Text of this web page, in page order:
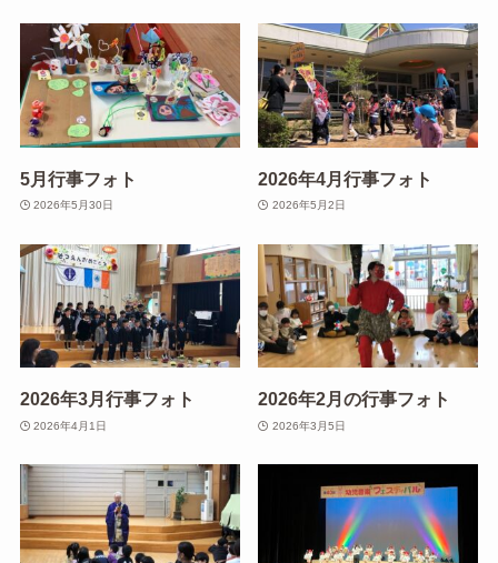
5月行事フォト
2026年5月30日
2026年4月行事フォト
2026年5月2日
2026年3月行事フォト
2026年4月1日
2026年2月の行事フォト
2026年3月5日